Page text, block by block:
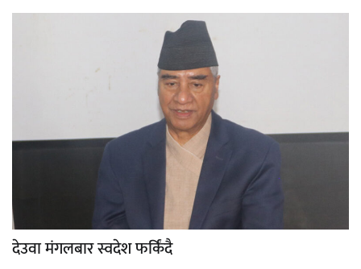
देउवा मंगलबार स्वदेश फर्किंदै